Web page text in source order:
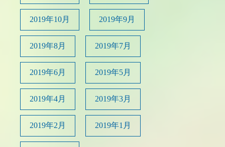
2019年10月 2019年9月
2019年8月 2019年7月
2019年6月 2019年5月
2019年4月 2019年3月
2019年2月 2019年1月